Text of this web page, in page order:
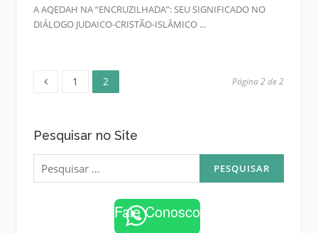
A AQEDAH NA “ENCRUZILHADA”: SEU SIGNIFICADO NO
DIÁLOGO JUDAICO-CRISTÃO-ISLÂMICO ...
Paginação
posts
Página
1 Página
2 Página 2 de 2
Pesquisar no Site
Pesquisar
por:
Fale Conosco